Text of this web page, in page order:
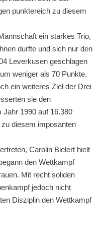
punktereich zu diesem
ein starkes Trio,
durfte und sich nur den
Leverkusen geschlagen
weniger als 70 Punkte.
ein weiteres Ziel der Drei
sie den
Jahr 1990 auf 16.380
diesem imposanten
Carolin Bielert hielt
den Wettkampf
Mit recht soliden
jedoch nicht
Disziplin den Wettkampf